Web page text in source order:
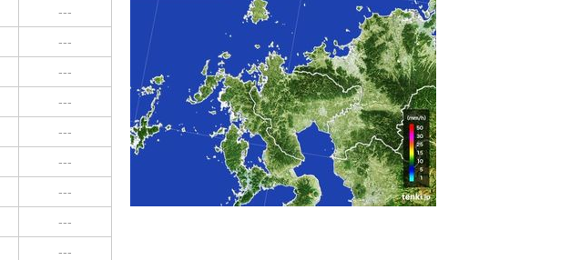
---
---
---
---
---
---
---
---
---